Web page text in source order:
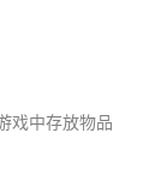
戏中存放物品